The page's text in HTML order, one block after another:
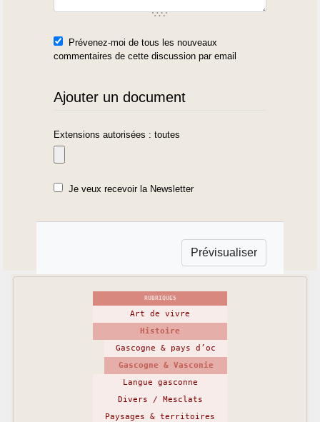
Prévenez-moi de tous les nouveaux
commentaires de cette discussion par email
Ajouter un document
Extensions autorisées : toutes
Je veux recevoir la Newsletter
RUBRIQUES
Art de vivre
Histoire
Gascogne & pays d’oc
Gascogne & Vasconie
Langue gasconne
Divers / Mesclats
Paysages & territoires